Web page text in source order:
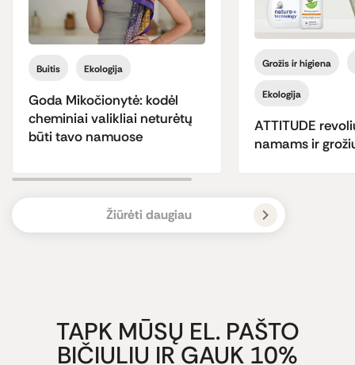
Buitis Ekologija
Goda Mikočionytė: kodėl
cheminiai valikliai neturėtų
būti tavo namuose
Grožis ir higiena
Ekologija
ATTITUDE
namams ir
Žiūrėti daugiau
TAPK MŪSŲ EL. PAŠTO
BIČIULIU IR GAUK 10%